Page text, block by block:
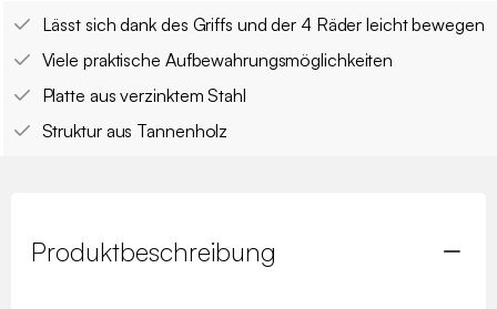
Lässt sich dank des Griffs und der 4 Räder leicht bewegen
Viele praktische Aufbewahrungsmöglichkeiten
Platte aus verzinktem Stahl
Struktur aus Tannenholz
Produktbeschreibung